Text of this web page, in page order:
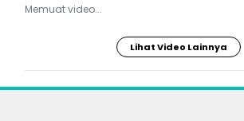
Memuat video...
Lihat Video Lainnya